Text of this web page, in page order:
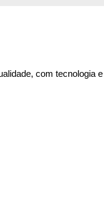
com tecnologia